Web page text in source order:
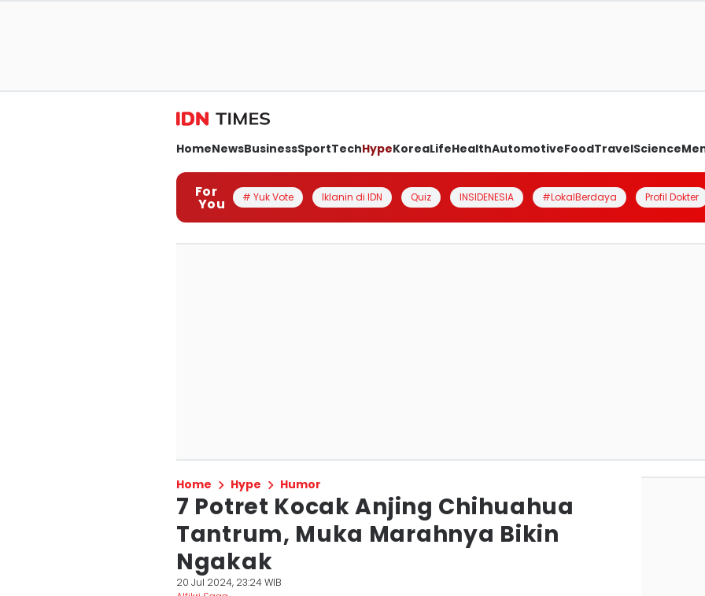
HomeNewsBusinessSportTechHypeKoreaLifeHealthAutomotiveFoodTravelScience
For
You # Yuk Vote Iklanin di IDN Quiz INSIDENESIA #LokalBerdaya Profil Dokter
Home Hype Humor
7 Potret Kocak Anjing Chihuahua
Tantrum, Muka Marahnya Bikin
Ngakak
20 Jul 2024, 23:24 WIB